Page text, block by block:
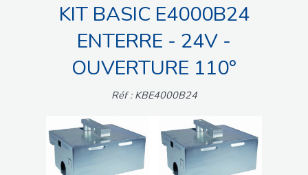
MOTORISATIONS
ACCESSOIRES ET ELECTRONIQUES
INTERPHONES VISIOPHONES
KIT BASIC E4000B24
ENTERRE - 24V -
OUVERTURE 110°
Réf : KBE4000B24